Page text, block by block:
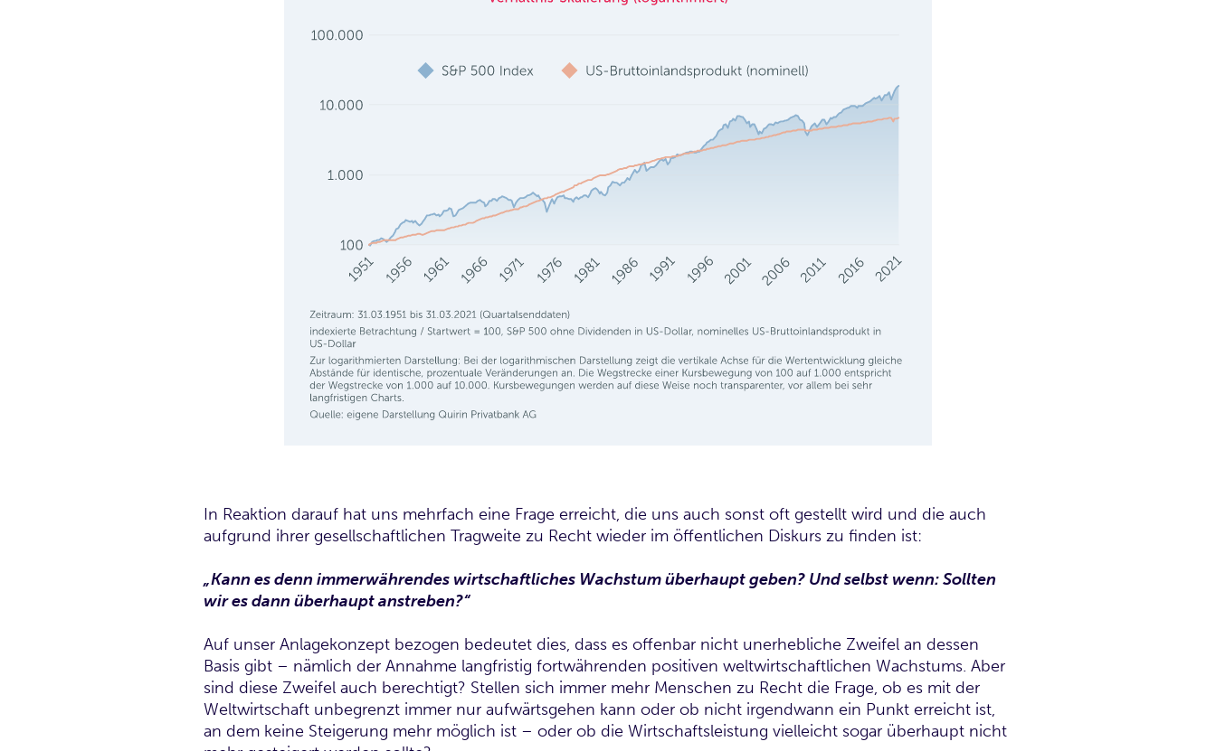
In Reaktion darauf hat uns mehrfach eine Frage erreicht, die uns auch sonst oft gestellt wird und die auch
aufgrund ihrer gesellschaftlichen Tragweite zu Recht wieder im öffentlichen Diskurs zu finden ist:
„Kann es denn immerwährendes wirtschaftliches Wachstum überhaupt geben? Und selbst wenn: Sollten
wir es dann überhaupt anstreben?“
Auf unser Anlagekonzept bezogen bedeutet dies, dass es offenbar nicht unerhebliche Zweifel an dessen
Basis gibt – nämlich der Annahme langfristig fortwährenden positiven weltwirtschaftlichen Wachstums. Aber
sind diese Zweifel auch berechtigt? Stellen sich immer mehr Menschen zu Recht die Frage, ob es mit der
Weltwirtschaft unbegrenzt immer nur aufwärtsgehen kann oder ob nicht irgendwann ein Punkt erreicht ist,
an dem keine Steigerung mehr möglich ist – oder ob die Wirtschaftsleistung vielleicht sogar überhaupt nicht